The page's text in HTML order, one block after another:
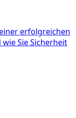
erfolgreichen
Sie Sicherheit